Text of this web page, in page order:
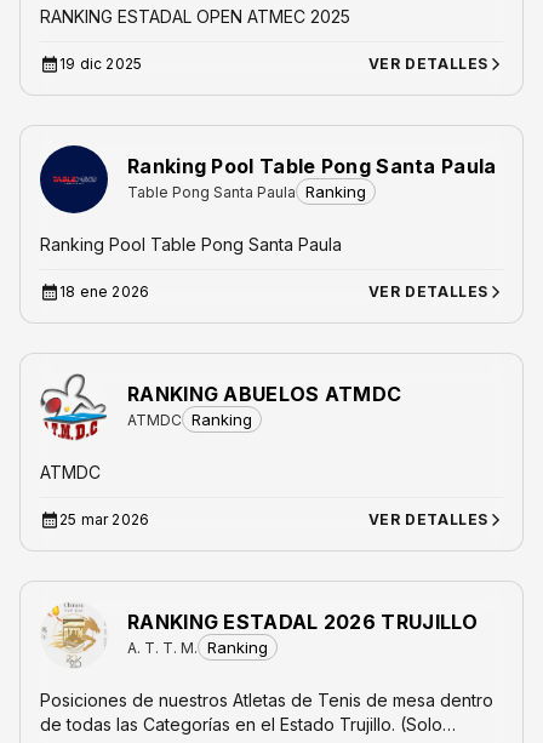
RANKING ESTADAL OPEN ATMEC 2025
19 dic 2025 VER DETALLES
Ranking Pool Table Pong Santa Paula
Table Pong Santa Paula Ranking
Ranking Pool Table Pong Santa Paula
18 ene 2026 VER DETALLES
RANKING ABUELOS ATMDC
ATMDC Ranking
ATMDC
25 mar 2026 VER DETALLES
RANKING ESTADAL 2026 TRUJILLO
A. T. T. M. Ranking
Posiciones de nuestros Atletas de Tenis de mesa dentro
de todas las Categorías en el Estado Trujillo. (Solo